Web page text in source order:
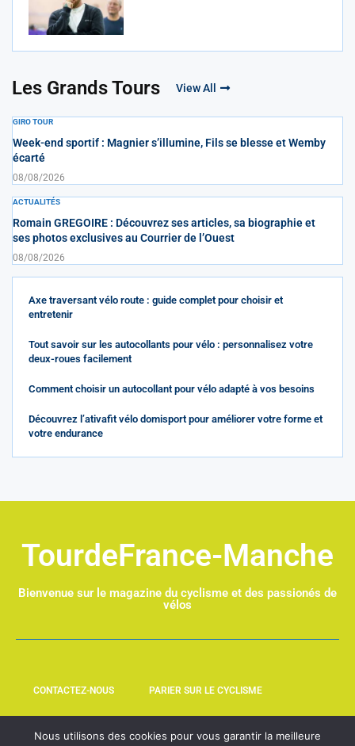
Les Grands Tours View All
GIRO TOUR
Week-end sportif : Magnier s’illumine, Fils se blesse et Wemby
écarté
08/08/2026
ACTUALITÉS
Romain GREGOIRE : Découvrez ses articles, sa biographie et
ses photos exclusives au Courrier de l’Ouest
08/08/2026
Axe traversant vélo route : guide complet pour choisir et
entretenir
Tout savoir sur les autocollants pour vélo : personnalisez votre
deux-roues facilement
Comment choisir un autocollant pour vélo adapté à vos besoins
Découvrez l’ativafit vélo domisport pour améliorer votre forme et
votre endurance
TourdeFrance-Manche
Bienvenue sur le magazine du cyclisme et des passionés de
vélos
CONTACTEZ-NOUS PARIER SUR LE CYCLISME
LEQUIPE237.COM NOUVELHOMME.FR
Nous utilisons des cookies pour vous garantir la meilleure